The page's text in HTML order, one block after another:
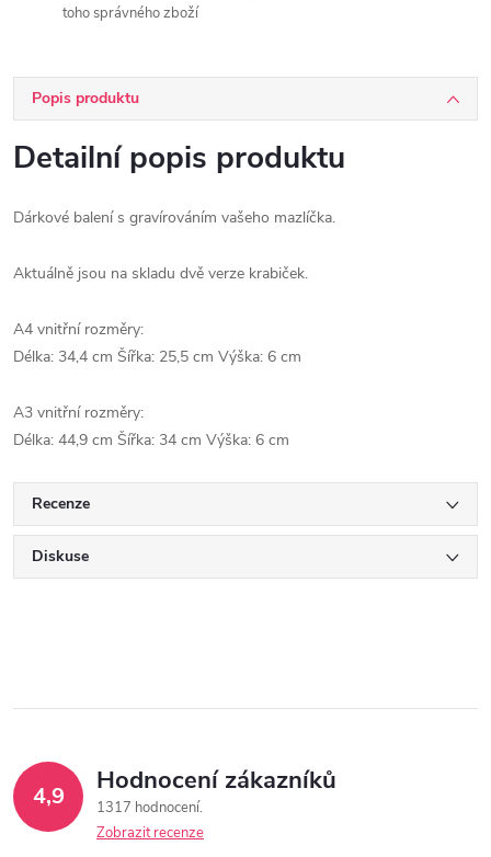
toho správného zboží
Popis produktu
Detailní popis produktu
Dárkové balení s gravírováním vašeho mazlíčka.
Aktuálně jsou na skladu dvě verze krabiček.
A4 vnitřní rozměry:
Délka: 34,4 cm Šířka: 25,5 cm Výška: 6 cm
A3 vnitřní rozměry:
Délka: 44,9 cm Šířka: 34 cm Výška: 6 cm
Recenze
Diskuse
4,9 Hodnocení zákazníků
1317 hodnocení
Zobrazit recenze